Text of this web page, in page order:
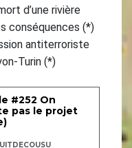
d’une rivière
conséquences (*)
antiterroriste
Turin (*)